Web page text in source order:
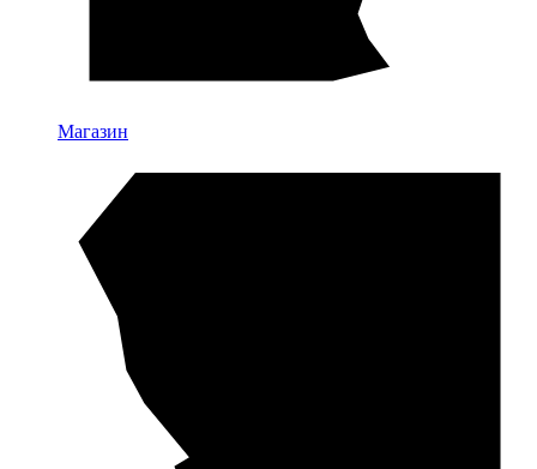
Магазин